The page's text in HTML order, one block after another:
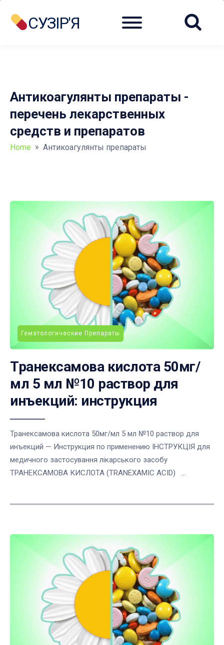
СУЗІР'Я Menu
Антикоагулянты препараты -
перечень лекарственных
средств и препаратов
Home » Антикоагулянты препараты
Гематологические Препараты
Транексамова кислота 50мг/
мл 5 мл №10 раствор для
инъекций: инструкция
Транексамова кислота 50мг/мл 5 мл №10 раствор для
инъекций — Инструкция по применению ІНСТРУКЦІЯ для
медичного застосування лікарського засобу
ТРАНЕКСАМОВА КИСЛОТА (TRANEXAMIC ACID) ...